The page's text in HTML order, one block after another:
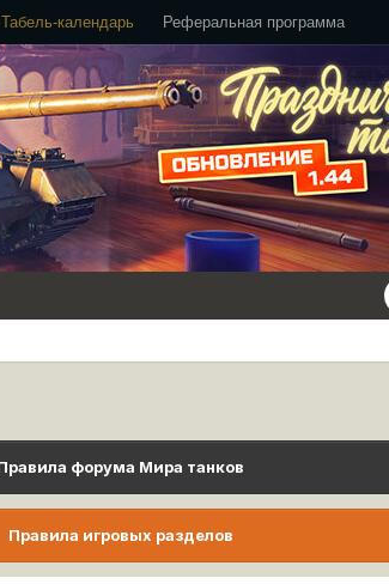
Табель-календарь Реферальная программа
форума Мира танков
Правила игровых разделов